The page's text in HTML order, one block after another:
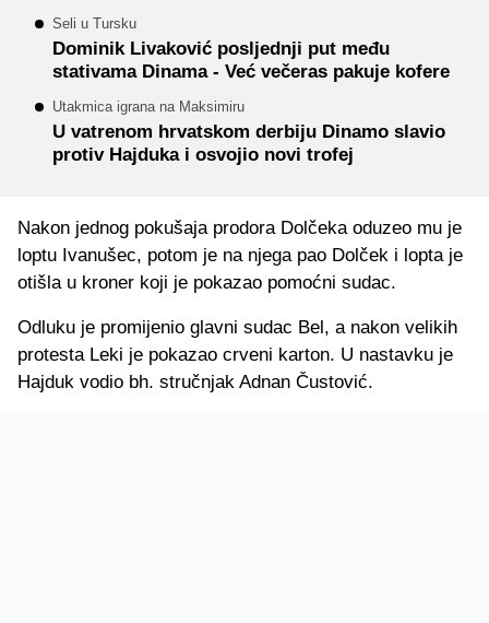
Seli u Tursku
Dominik Livaković posljednji put među
stativama Dinama - Već večeras pakuje kofere
Utakmica igrana na Maksimiru
U vatrenom hrvatskom derbiju Dinamo slavio
protiv Hajduka i osvojio novi trofej
Nakon jednog pokušaja prodora Dolčeka oduzeo mu je
loptu Ivanušec, potom je na njega pao Dolček i lopta je
otišla u kroner koji je pokazao pomoćni sudac.
Odluku je promijenio glavni sudac Bel, a nakon velikih
protesta Leki je pokazao crveni karton. U nastavku je
Hajduk vodio bh. stručnjak Adnan Čustović.